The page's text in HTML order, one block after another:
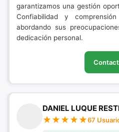
garantizamos una gestión
Confiabilidad y
abordando sus
dedicación personal.
DANIEL LUQUE
67